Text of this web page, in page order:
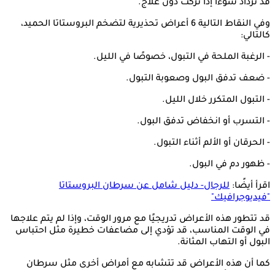
قد تزداد سوءًا إذا تُركت دون علاج.
وفي النقاط التالية 6 أعراض تحذيرية لتضخم البروستاتا الحميد،
كالتالي:
- الرغبة الملحة في التبول، خصوصًا في الليل.
- ضعف تدفق البول وصعوبة التبول.
- التبول المتكرر خلال الليل.
- التسرب أو انخفاض تدفق البول.
- الحرقان أو الألم أثناء التبول.
- ظهور دم في البول.
اقرأ أيضًا: للرجال- دليل شامل عن سرطان البروستاتا
"فيديوجرافيك"
قد تتطور هذه الأعراض تدريجيًا مع مرور الوقت، وإذا لم يتم علاجها
في الوقت المناسب، قد تؤدي إلى مضاعفات خطيرة مثل احتباس
البول أو التهاب المثانة.
كما أن هذه الأعراض قد تتشابه مع أمراض أخرى مثل سرطان